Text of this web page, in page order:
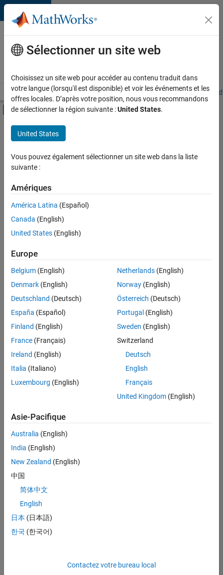
Passer au contenu
Votre
carrière
chez
Accueil Explorer nos opportunités Adresses de nos bureaux
Activer/désactiver l'affichage du menu
Contenu principal
FILTRER PAR
Applications et outils commerciaux
Technologies de l’information
Développement de produits
Enregistrer
sélectionnées
Les
descriptions
poste
n’ont
pas
été
traduites.
Effectuez
lieu
pour
l’ensemble
des
opportunités
votre
région.
Senior Software Quality Engineer
Senior
Engineer
Sélectionner un site web
Choisissez un site web pour accéder au contenu traduit dans
votre langue (lorsqu'il est disponible) et voir les événements et les
offres locales. D’après votre position, nous vous recommandons
de sélectionner la région suivante :United States.
United States
Vous pouvez également sélectionner un site web dans la liste
suivante :
Amériques
América Latina (Español)
Canada (English)
United States (English)
Europe
Belgium (English)
Denmark (English)
Deutschland (Deutsch)
España (Español)
Finland (English)
France (Français)
Ireland (English)
Italia (Italiano)
Luxembourg (English)
Netherlands(English)
Norway(English)
Österreich (Deutsch)
Portugal (English)
Sweden (English)
Switzerland
Deutsch
English
Français
United Kingdom(English)
Asie-Pacifique
Australia (English)
India (English)
New Zealand (English)
中国
简体中文
English
日本 (日本語)
한국 (한국어)
Contactez votre bureau local